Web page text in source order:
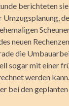
berichteten
Umzugsplanung,
neuen
die
sogar mit einer
werden
bei den